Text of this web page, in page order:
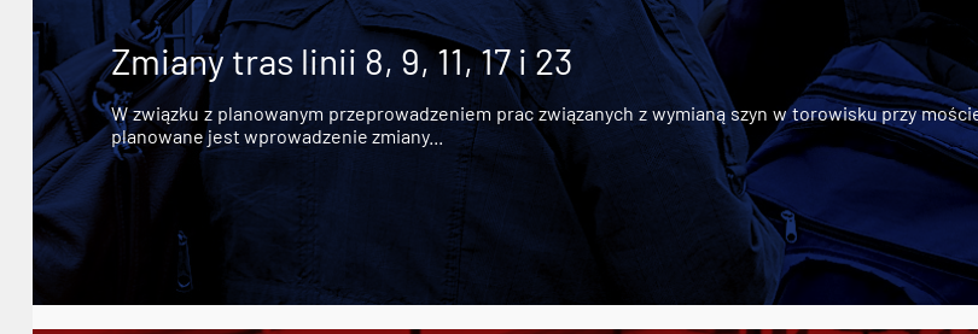
Zmiany tras linii 8, 9, 11, 17 i 23
W związku z planowanym przeprowadzeniem prac związanych z wymianą szyn w torowisku przy
planowane jest wprowadzenie zmiany...